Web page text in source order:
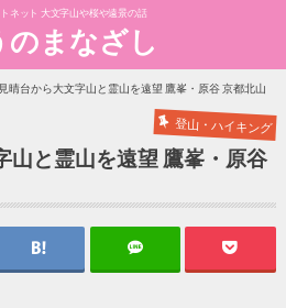
ネット 大文字山や桜や遠景の話
のまなざし
晴台から大文字山と霊山を遠望 鷹峯・原谷 京都北山
登山・ハイキング
山と霊山を遠望 鷹峯・原谷